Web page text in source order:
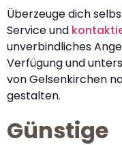
Überzeuge dich
Service und
unverbindliches
Verfügung und
von Gelsenkirchen
gestalten.
Günstige